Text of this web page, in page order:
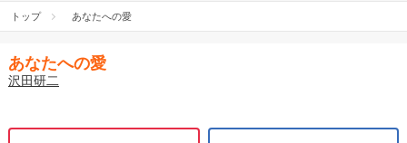
トップ あなたへの愛
あなたへの愛
沢田研二